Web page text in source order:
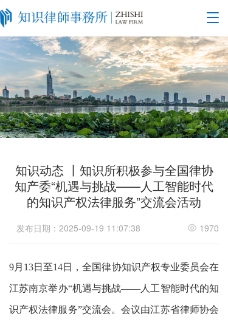
T
g
g
l
e
a
v
i
g
i
o
知识动态 丨知识所积极参与全国律协
知产委“机遇与挑战——人工智能时代
的知识产权法律服务”交流会活动
发布日期：2025-09-19 11:07:38 1970
9月13日至14日，全国律协知识产权专业委员会在
江苏南京举办“机遇与挑战——人工智能时代的知
识产权法律服务”交流会。会议由江苏省律师协会